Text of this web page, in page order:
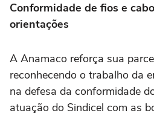
Conformidade de fios e
orientações
A Anamaco reforça sua
reconhecendo o trabalho da
na defesa da conformidade
atuação do Sindicel com as